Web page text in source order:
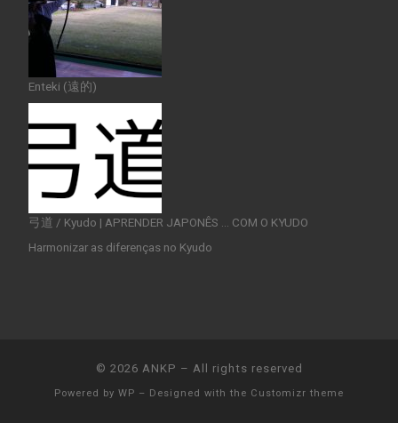
Enteki (遠的)
弓道 / Kyudo | APRENDER JAPONÊS … COM O KYUDO
Harmonizar as diferenças no Kyudo
© 2026 ANKP – All rights reserved
Powered by WP – Designed with the Customizr theme